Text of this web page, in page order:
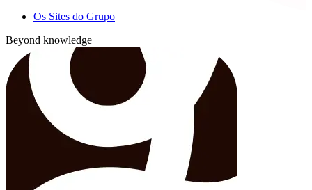
Os Sites do Grupo
Beyond knowledge